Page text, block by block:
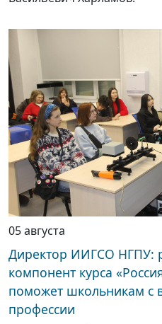
05 августа
Директор ИИГСО НГПУ:
компонент курса
поможет школьникам с
профессии